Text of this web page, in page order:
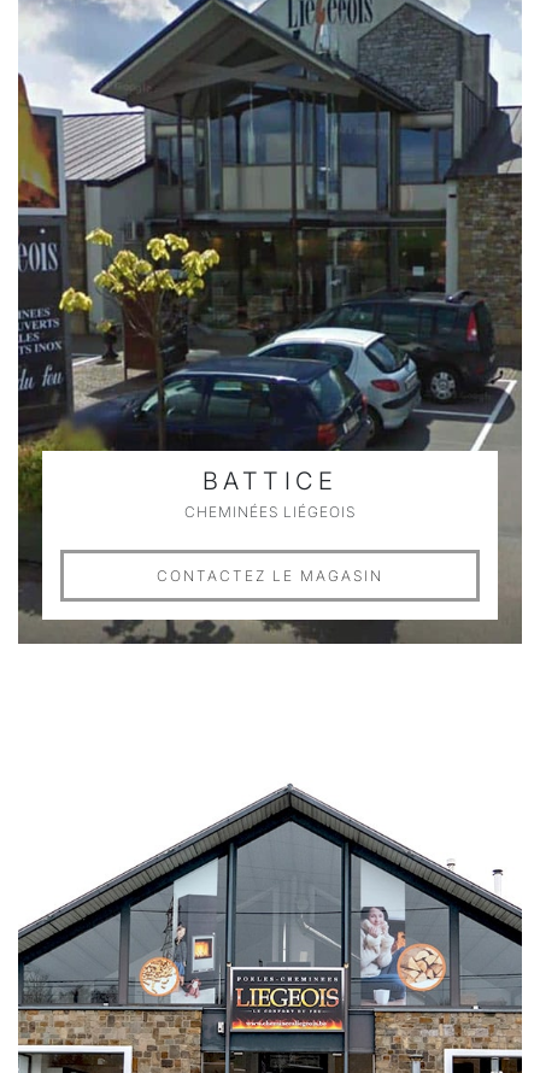
BATTICE
CHEMINÉES LIÉGEOIS
CONTACTEZ LE MAGASIN